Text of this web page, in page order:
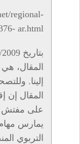
regional-
ar.html
المقال،
إلينا.
المقال إن
على مفتش
يمارس
التربوي